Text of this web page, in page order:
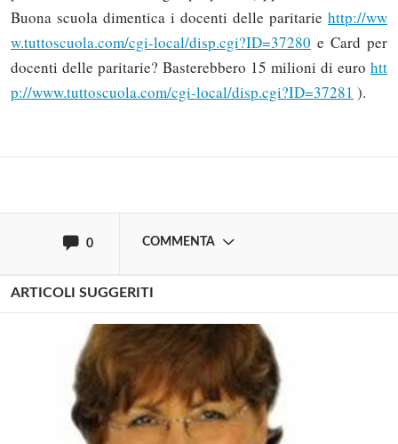
Buona scuola dimentica i docenti delle paritarie http://ww
w.tuttoscuola.com/cgi-local/disp.cgi?ID=37280 e Card per
docenti delle paritarie? Basterebbero 15 milioni di euro htt
p://www.tuttoscuola.com/cgi-local/disp.cgi?ID=37281 ).
0 COMMENTA
Solo gli utenti registrati possono
commentare!
ARTICOLI SUGGERITI